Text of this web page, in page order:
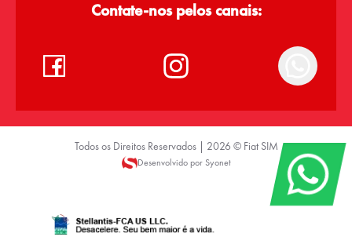
Contate-nos pelos canais:
Todos os Direitos Reservados | 2026 © Fiat SIM
Desenvolvido por Syonet